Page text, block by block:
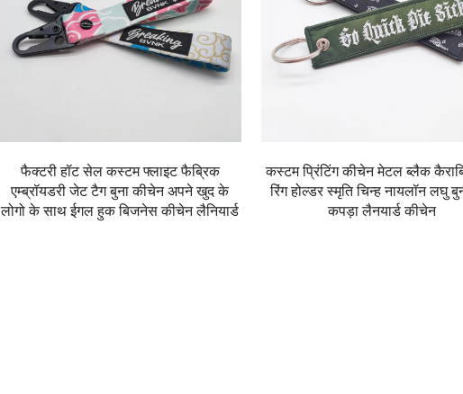
फैक्टरी हॉट सेल कस्टम फ्लाइट फैब्रिक
एम्ब्रॉयडरी जेट टैग बुना कीचेन अपने खुद के
लोगो के साथ ईगल हुक बिजनेस कीचेन लैनियार्ड
कस्टम प्रिंटिंग कीचेन मेटल ब्लैक
रिंग होल्डर स्मृति चिन्ह नायलॉन लघु
कपड़ा लैनयार्ड कीचेन